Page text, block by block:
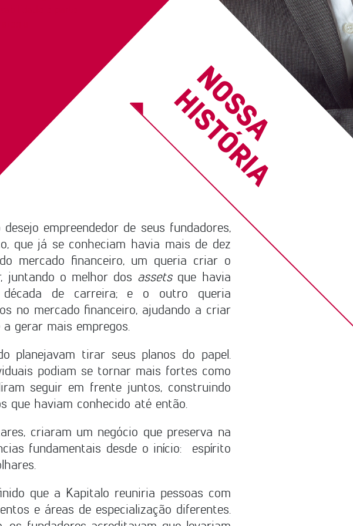
é parte
N
O
S
S
A
H
I
S
T
Ó
R
I
A
empreendedor de seus fundadores,
que já se conheciam havia mais de dez
mercado financeiro, um queria criar o
juntando o melhor dos assetsque havia
de carreira; e o outro queria
no mercado financeiro, ajudando a criar
gerar mais empregos.
planejavam tirar seus planos do papel.
podiam se tornar mais fortes como
seguir em frente juntos, construindo
que haviam conhecido até então.
criaram um negócio que preserva na
fundamentais desde o início: espírito
que a Kapitalo reuniria pessoas com
e áreas de especialização diferentes.